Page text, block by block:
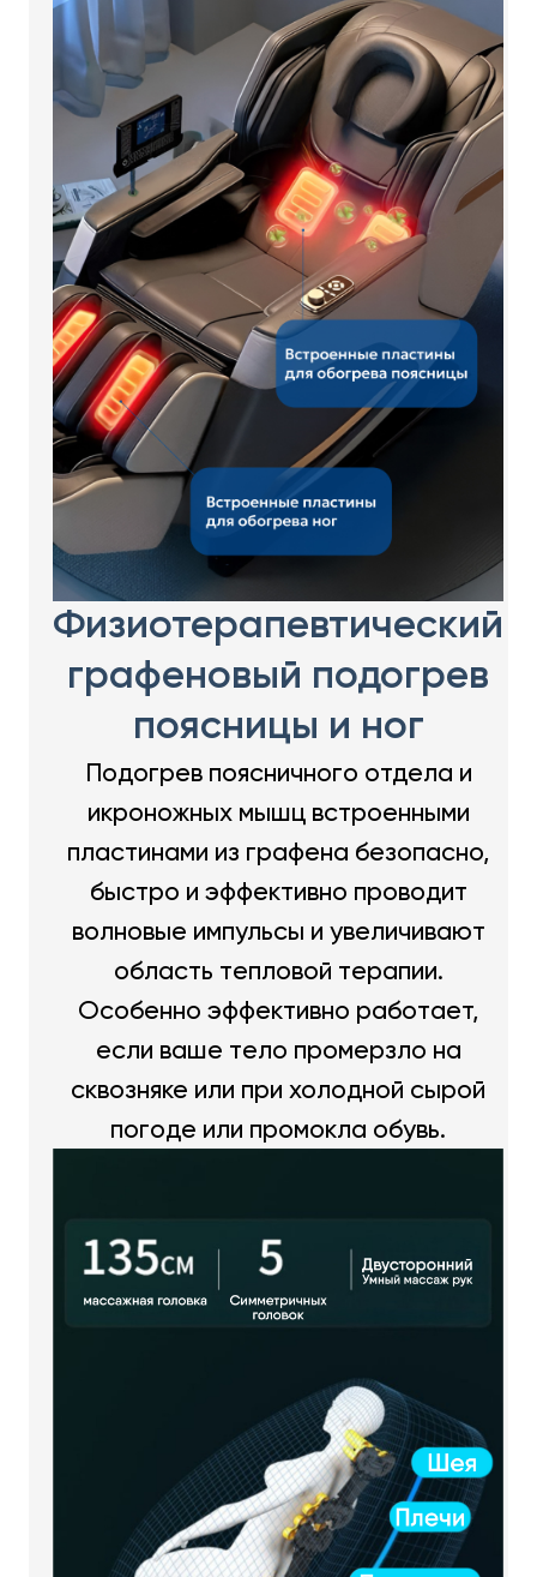
Физиотерапевтический
графеновый подогрев
поясницы и ног
Подогрев поясничного отдела и
икроножных мышц встроенными
пластинами из графена безопасно,
быстро и эффективно проводит
волновые импульсы и увеличивают
область тепловой терапии.
Особенно эффективно работает,
если ваше тело промерзло на
сквозняке или при холодной сырой
погоде или промокла обувь.